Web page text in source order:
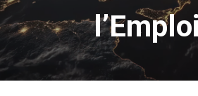
l’Emploi